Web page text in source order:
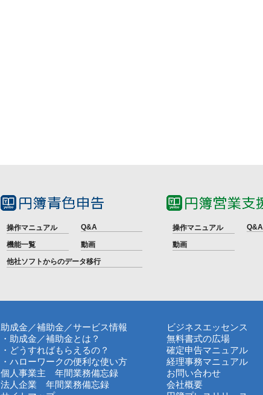
操作マニュアル Q&A
機能一覧
動画
他社ソフトからのデータ移行
操作マニュアル Q&A
動画
助成金／補助金／サービス情報
・助成金／補助金とは？
・どうすればもらえるの？
・ハローワークの便利な使い方
個人事業主 年間業務備忘録
法人企業 年間業務備忘録
ビジネスエッセンス
無料書式の広場
確定申告マニュアル
経理事務マニュアル
お問い合わせ
会社概要